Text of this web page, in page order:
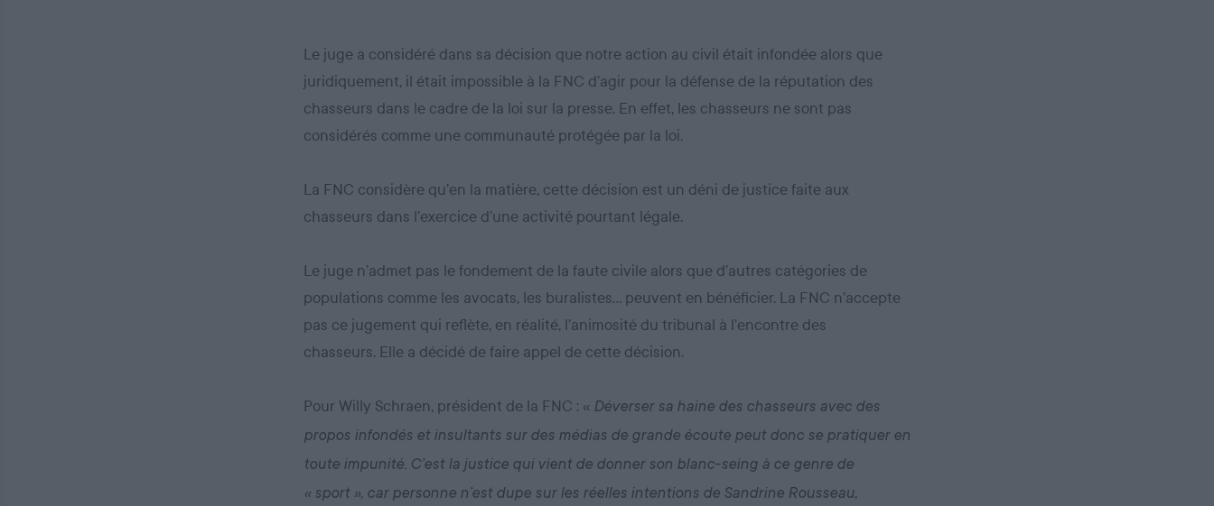
Le juge a considéré dans sa décision que notre action au civil était infondée alors que
juridiquement, il était impossible à la FNC d’agir pour la défense de la réputation des
chasseurs dans le cadre de la loi sur la presse. En effet, les chasseurs ne sont pas
considérés comme une communauté protégée par la loi.
La FNC considère qu’en la matière, cette décision est un déni de justice faite aux
chasseurs dans l’exercice d’une activité pourtant légale.
Le juge n’admet pas le fondement de la faute civile alors que d’autres catégories de
populations comme les avocats, les buralistes… peuvent en bénéficier. La FNC n’accepte
pas ce jugement qui reflète, en réalité, l’animosité du tribunal à l’encontre des
chasseurs. Elle a décidé de faire appel de cette décision.
Pour Willy Schraen, président de la FNC : « Déverser sa haine des chasseurs avec des
propos infondés et insultants sur des médias de grande écoute peut donc se pratiquer en
toute impunité. C’est la justice qui vient de donner son blanc-seing à ce genre de
« sport », car personne n’est dupe sur les réelles intentions de Sandrine Rousseau,